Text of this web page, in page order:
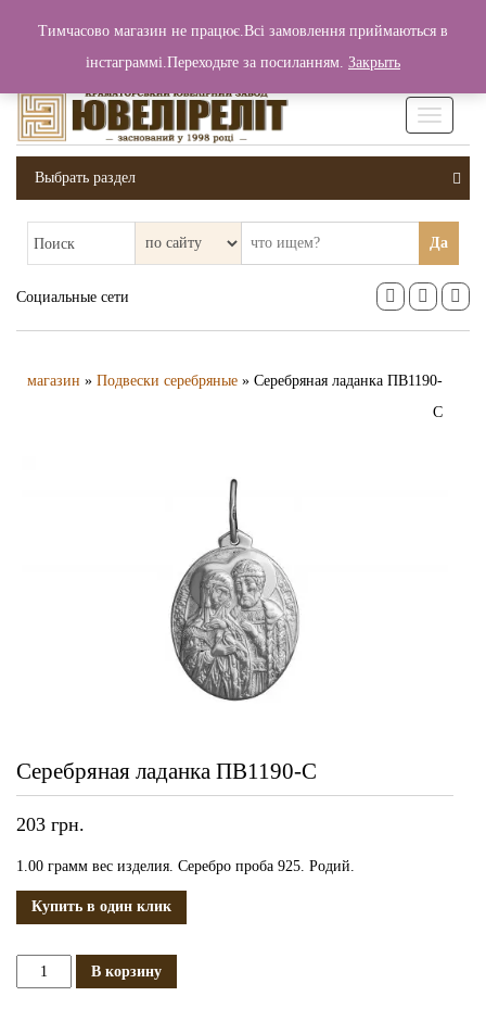
Вход / Регистрация 0 грн.
Выбрать раздел
Поиск Да
Социальные сети
магазин » Подвески серебряные » Серебряная ладанка ПВ1190-
С
Серебряная ладанка ПВ1190-С
203 грн.
1.00 грамм вес изделия. Серебро проба 925. Родий.
Купить в один клик
КоличествоВ корзину
Тимчасово магазин не працює.Всі замовлення приймаються в
інстаграммі.Переходьте за посиланням. Закрыть